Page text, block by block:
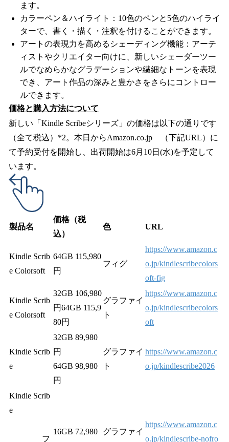
ます。
カラーペン＆ハイライト：10色のペンと5色のハイライ
ターで、書く・描く・注釈を付けることができます。
アートの表現力を高めるシェーディング機能：アーテ
ィストやクリエイター向けに、新しいシェーダーツー
ルでなめらかなグラデーションや繊細なトーンを表現
でき、アート作品の深みと豊かさをさらにコントロー
ルできます。
価格と購入方法について
新しい「Kindle Scribeシリーズ」の価格は以下の通りです
（全て税込）*2。本日からAmazon.co.jp （下記URL）に
て予約受付を開始し、出荷開始は6月10日(水)を予定して
います。
製品名
価格（税
込）
色 URL
Kindle Scrib
e Colorsoft
64GB 115,980
円
フィグ
https://www.amazon.c
o.jp/kindlescribecolors
oft-fig
Kindle Scrib
e Colorsoft
32GB 106,980
円64GB 115,9
80円
グラファイ
ト
https://www.amazon.c
o.jp/kindlescribecolors
oft
Kindle Scrib
e
32GB 89,980
円
64GB 98,980
円
グラファイ
ト
https://www.amazon.c
o.jp/kindlescribe2026
Kindle Scrib
e
フ
16GB 72,980
グラファイ
https://www.amazon.c
o.jp/kindlescribe-nofro